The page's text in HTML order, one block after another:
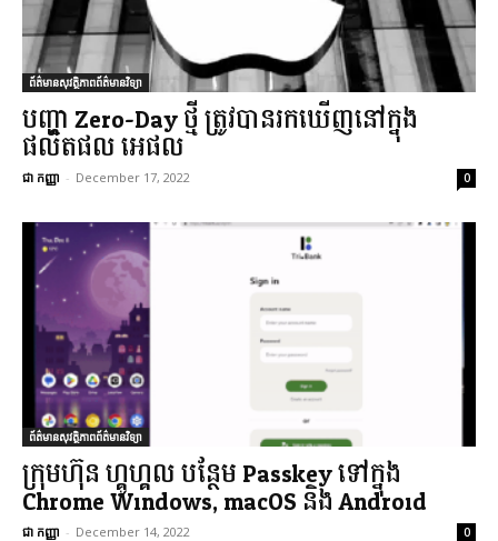
ព័ត៌មានសុវត្ថិភាពព័ត៌មានវិទ្យា
បញ្ហា Zero-Day ថ្មី ត្រូវបានរកឃើញនៅក្នុង
ផលិតផល អេផល
ជា កញ្ញា - December 17, 2022 0
ព័ត៌មានសុវត្ថិភាពព័ត៌មានវិទ្យា
ក្រុមហ៊ុន ហ្គូហ្គល បន្ថែម Passkey ទៅក្នុង
Chrome Windows, macOS និង Android
ជា កញ្ញា - December 14, 2022 0